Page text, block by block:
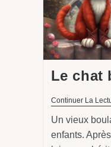
Le chat
Continuer La
Un vieux
enfants.